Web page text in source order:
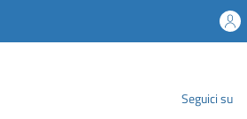
Seguici su